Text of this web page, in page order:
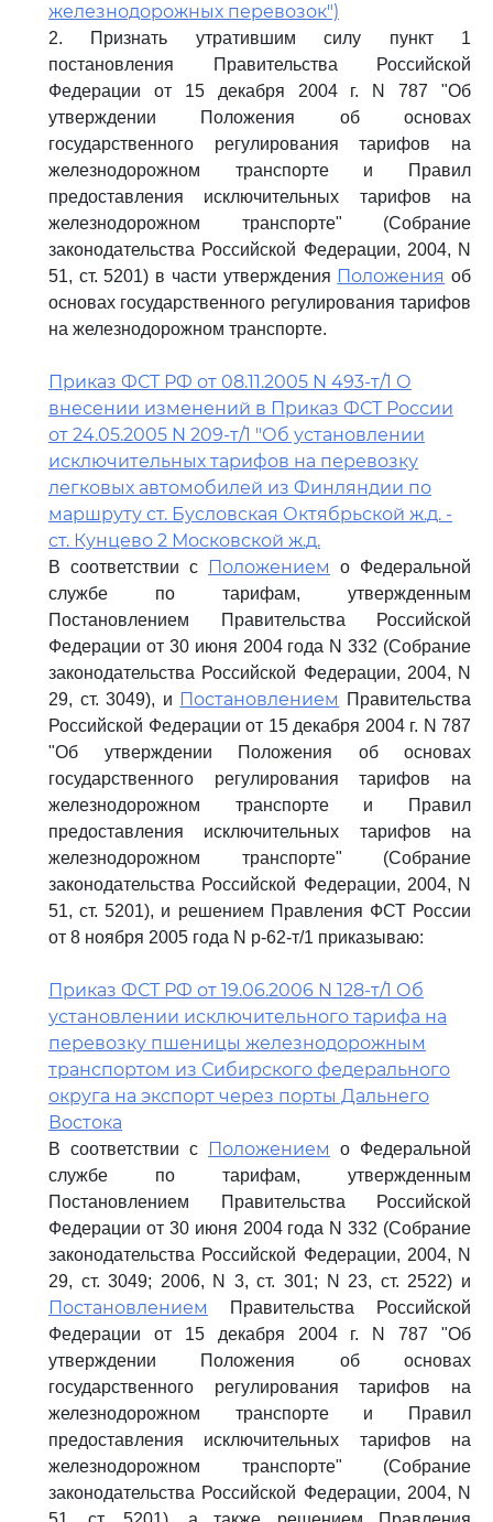
железнодорожных перевозок")
2. Признать утратившим силу пункт 1
постановления Правительства Российской
Федерации от 15 декабря 2004 г. N 787 "Об
утверждении Положения об основах
государственного регулирования тарифов на
железнодорожном транспорте и Правил
предоставления исключительных тарифов на
железнодорожном транспорте" (Собрание
законодательства Российской Федерации, 2004, N
51, ст. 5201) в части утверждения Положения об
основах государственного регулирования тарифов
на железнодорожном транспорте.
Приказ ФСТ РФ от 08.11.2005 N 493-т/1 О
внесении изменений в Приказ ФСТ России
от 24.05.2005 N 209-т/1 "Об установлении
исключительных тарифов на перевозку
легковых автомобилей из Финляндии по
маршруту ст. Бусловская Октябрьской ж.д. -
ст. Кунцево 2 Московской ж.д.
В соответствии с Положением
о Федеральной
службе по тарифам, утвержденным
Постановлением Правительства Российской
Федерации от 30 июня 2004 года N 332 (Собрание
законодательства Российской Федерации, 2004, N
29, ст. 3049), и Постановлением
Правительства
Российской Федерации от 15 декабря 2004 г. N 787
"Об утверждении Положения об основах
государственного регулирования тарифов на
железнодорожном транспорте и Правил
предоставления исключительных тарифов на
железнодорожном транспорте" (Собрание
законодательства Российской Федерации, 2004, N
51, ст. 5201), и решением Правления ФСТ России
от 8 ноября 2005 года N р-62-т/1 приказываю:
Приказ ФСТ РФ от 19.06.2006 N 128-т/1 Об
установлении исключительного тарифа на
перевозку пшеницы железнодорожным
транспортом из Сибирского федерального
округа на экспорт через порты Дальнего
Востока
В соответствии с Положением
о Федеральной
службе по тарифам, утвержденным
Постановлением Правительства Российской
Федерации от 30 июня 2004 года N 332 (Собрание
законодательства Российской Федерации, 2004, N
29, ст. 3049; 2006, N 3, ст. 301; N 23, ст. 2522) и
Постановлением
Правительства Российской
Федерации от 15 декабря 2004 г. N 787 "Об
утверждении Положения об основах
государственного регулирования тарифов на
железнодорожном транспорте и Правил
предоставления исключительных тарифов на
железнодорожном транспорте" (Собрание
законодательства Российской Федерации, 2004, N